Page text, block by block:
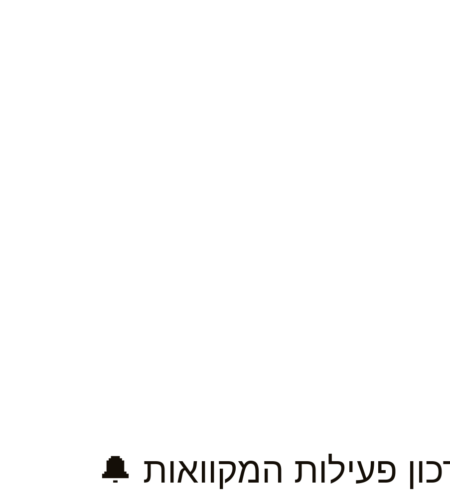
פעילות המקוואות 🔔